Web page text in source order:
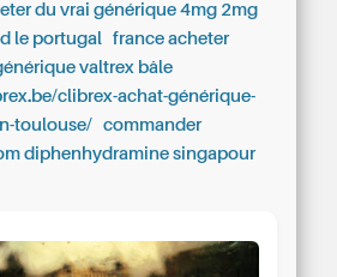
du vrai générique 4mg 2mg
le portugal
france acheter
valtrex bâle
clibrex-achat-générique-
toulouse/
commander
diphenhydramine singapour